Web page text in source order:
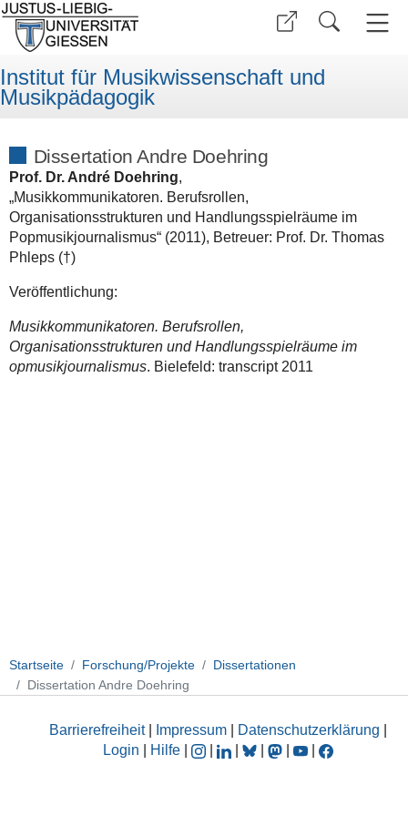
Institut für Musikwissenschaft und
Musikpädagogik
Dissertation Andre Doehring
Prof. Dr. André Doehring,
„Musikkommunikatoren. Berufsrollen,
Organisationsstrukturen und Handlungsspielräume im
Popmusikjournalismus“ (2011), Betreuer: Prof. Dr. Thomas
Phleps (†)
Veröffentlichung:
Musikkommunikatoren. Berufsrollen,
Organisationsstrukturen und Handlungsspielräume im
opmusikjournalismus. Bielefeld: transcript 2011
Startseite Forschung/Projekte
Dissertationen
Dissertation Andre Doehring
Barrierefreiheit| Impressum Datenschutzerklärung
Login
Hilfe